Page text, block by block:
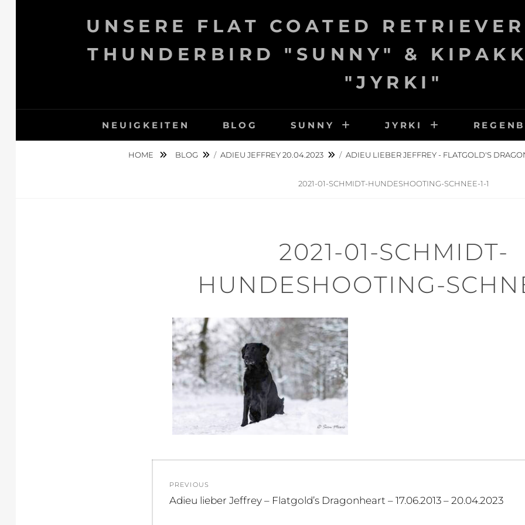
UNSERE FLAT COATED
THUNDERBIRD "SUNNY" &
"JYRKI"
NEUIGKEITEN BLOG SUNNY JYRKI
HOME BLOG / ADIEU JEFFREY 20.04.2023 / ADIEU LIEBER JEFFREY - FLATGOLD'S
2021-01-SCHMIDT-HUNDESHOOTING-SCHNEE-1-1
2021-01-SCHMIDT-
HUNDESHOOTING-
PREVIOUS
Previous
Adieu lieber Jeffrey – Flatgold’s Dragonheart – 17.06.2013 – 20.04.2023